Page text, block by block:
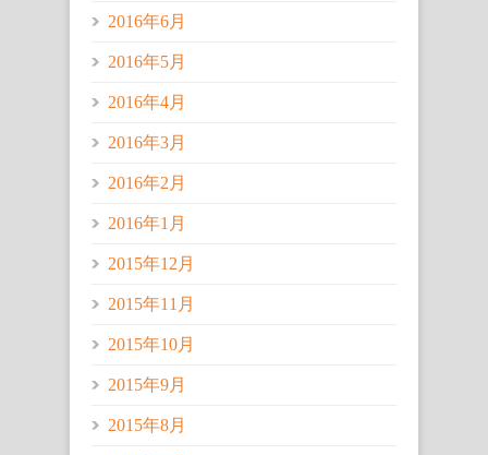
2016年6月
2016年5月
2016年4月
2016年3月
2016年2月
2016年1月
2015年12月
2015年11月
2015年10月
2015年9月
2015年8月